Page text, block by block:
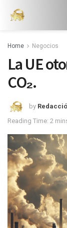
Home Negocios
La UE
CO₂.
by
Reading Time: 2